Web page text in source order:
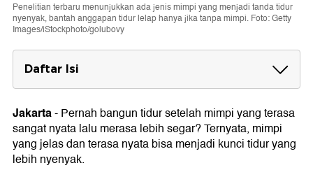
Penelitian terbaru menunjukkan ada jenis mimpi yang menjadi tanda tidur
nyenyak, bantah anggapan tidur lelap hanya jika tanpa mimpi. Foto: Getty
Images/iStockphoto/golubovy
Daftar Isi
Mimpi Jelas Bikin Tidur Terasa Lebih Dalam
Mimpi Bisa Bantu Tubuh Tetap Istirahat
Jakarta-Pernah bangun tidur setelah mimpi yang terasa
sangat nyata lalu merasa lebih segar? Ternyata, mimpi
yang jelas dan terasa nyata bisa menjadi kunci tidur yang
lebih nyenyak.